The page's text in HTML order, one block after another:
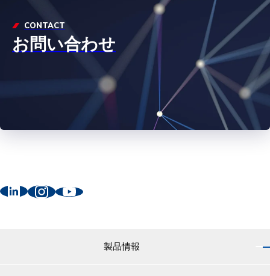
CONTACT
お問い合わせ
製品情報